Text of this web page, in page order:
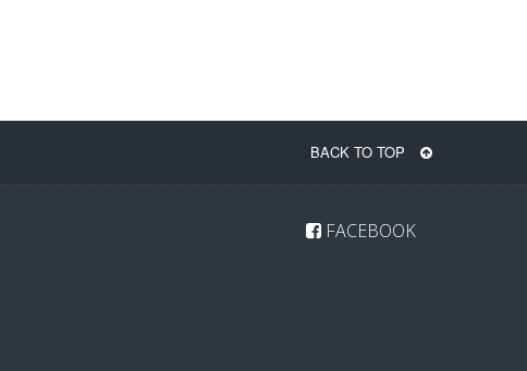
BACK TO TOP
FACEBOOK